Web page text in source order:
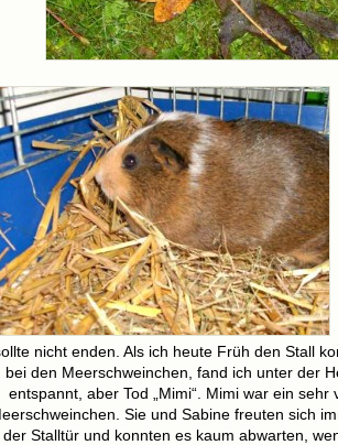
nicht enden. Als ich heute Früh den Stall
bei den Meerschweinchen, fand ich unter der
entspannt, aber Tod „Mimi“. Mimi war ein sehr
Sie und Sabine freuten sich
der Stalltür und konnten es kaum abwarten,